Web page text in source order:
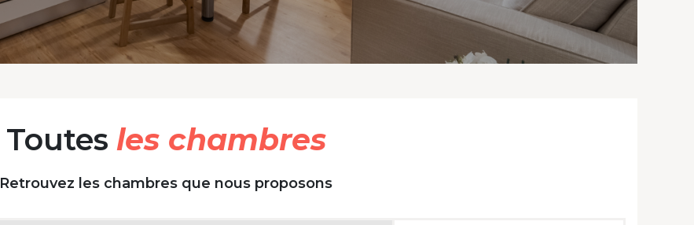
Toutes les chambres
Retrouvez les chambres que nous proposons